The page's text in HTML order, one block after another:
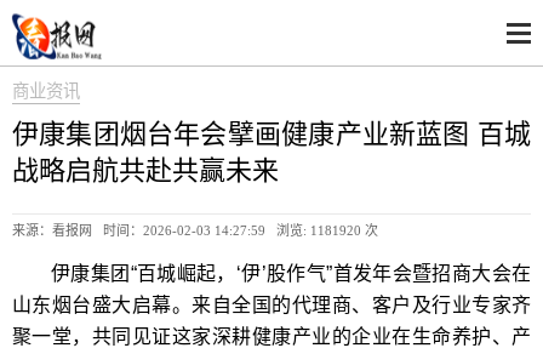
商业资讯
伊康集团烟台年会擘画健康产业新蓝图 百城
战略启航共赴共赢未来
来源：看报网 时间：2026-02-03 14:27:59 浏览: 1181920 次
伊康集团“百城崛起，‘伊’股作气”首发年会暨招商大会在
山东烟台盛大启幕。来自全国的代理商、客户及行业专家齐
聚一堂，共同见证这家深耕健康产业的企业在生命养护、产